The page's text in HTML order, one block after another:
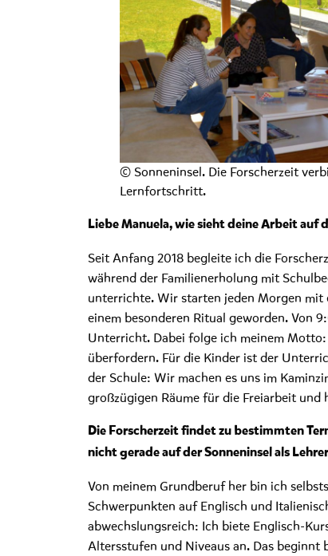
© Sonneninsel. Die Forscherzeit
Lernfortschritt.
Liebe Manuela, wie sieht deine Arbeit auf
Seit Anfang 2018 begleite ich die
während der Familienerholung mit
unterrichte. Wir starten jeden Morgen mit
einem besonderen Ritual geworden. Von
Unterricht. Dabei folge ich meinem
überfordern. Für die Kinder ist der
der Schule: Wir machen es uns im
großzügigen Räume für die Freiarbeit und
Die Forscherzeit findet zu bestimmten
nicht gerade auf der Sonneninsel als
Von meinem Grundberuf her bin ich
Schwerpunkten auf Englisch und
abwechslungsreich: Ich biete Englisch-
Altersstufen und Niveaus an. Das beginnt